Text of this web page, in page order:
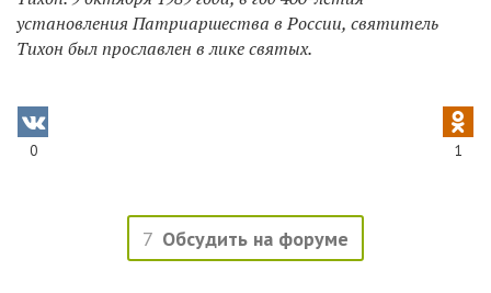
установления Патриаршества в России, святитель
Тихон был прославлен в лике святых.
0 1
7 Обсудить на форуме